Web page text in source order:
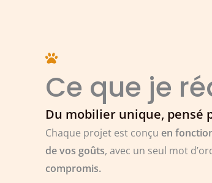
Ce que je
Du mobilier unique, pensé
Chaque projet est conçu en
de vos goûts, avec un seul mot
compromis.